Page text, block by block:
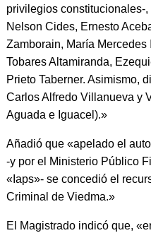
privilegios constitucionales-
Nelson Cides, Ernesto
Zamborain, María
Tobares Altamiranda,
Prieto Taberner. Asimismo,
Carlos Alfredo Villanueva y
Aguada e Iguacel).»
Añadió que «apelado el
-y por el Ministerio Público
«Iaps»- se concedió el
Criminal de Viedma.»
El Magistrado indicó que,